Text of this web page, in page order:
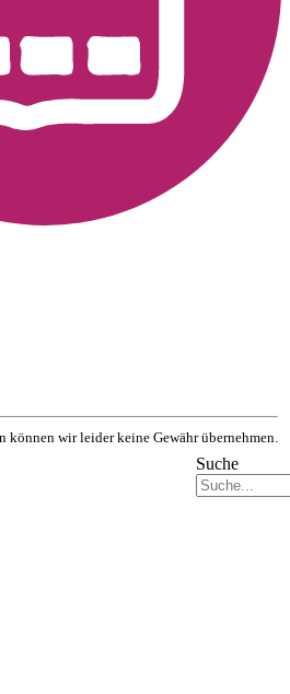
Suche
wir leider keine Gewähr übernehmen.